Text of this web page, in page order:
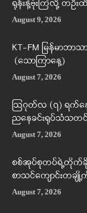
ရုန်းနဲ့ဗုံးကြဲလို့ တဦး
August 9, 2026
KT-FM မြန်မာဘ
(သောကြာနေ့)
August 7, 2026
ဩဂုတ်လ (၇) ရက်နေ့
ညနေခင်းရုပ်သံသတင်
August 7, 2026
စစ်အုပ်စုတပ်ရဲ့တိုက်ခို
စာသင်ကျောင်းတခ
August 7, 2026